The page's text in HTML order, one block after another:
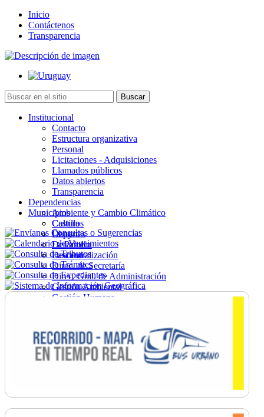
Inicio
Contáctenos
Transparencia
Institucional
Contacto
Estructura organizativa
Personal
Licitaciones - Adquisiciones
Llamados públicos
Datos abiertos
Transparencia
Dependencias
Ambiente y Cambio Climático
Cultura
Deportes
Desarrollo
Descentralización
Direc. de Secretaría
Direc. Gral. de Administración
Gestión Ambiental
Gestión Humana
Ordenamiento
Promoción Social
Salud
Secretaría General
Municipios
Castillos
Chuy
La Paloma
Lascano